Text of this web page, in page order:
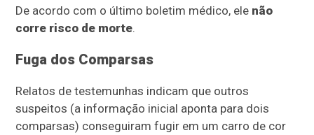
De acordo com o último boletim médico, ele não
corre risco de morte.
Fuga dos Comparsas
Relatos de testemunhas indicam que outros
suspeitos (a informação inicial aponta para dois
comparsas) conseguiram fugir em um carro de cor